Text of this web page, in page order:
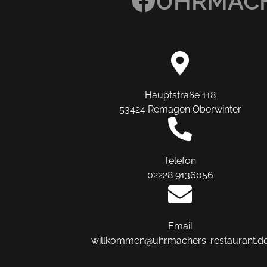
Hauptstraße 118
53424 Remagen Oberwinter
Telefon
02228 9136056
Email
willkommen@uhrmachers-